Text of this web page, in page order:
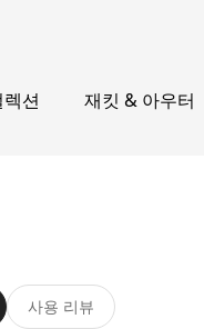
션 재킷 & 아우터
사용 리뷰